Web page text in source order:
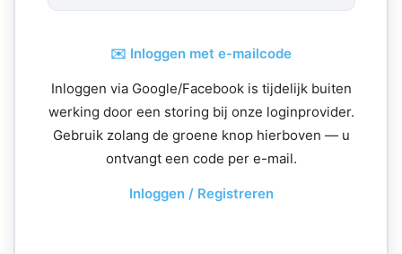
✉️ Inloggen met e-mailcode
Inloggen via Google/Facebook is tijdelijk buiten
werking door een storing bij onze loginprovider.
Gebruik zolang de groene knop hierboven — u
ontvangt een code per e-mail.
Inloggen / Registreren